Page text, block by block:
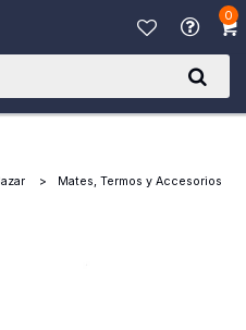
0
Mates, Termos y Accesorios